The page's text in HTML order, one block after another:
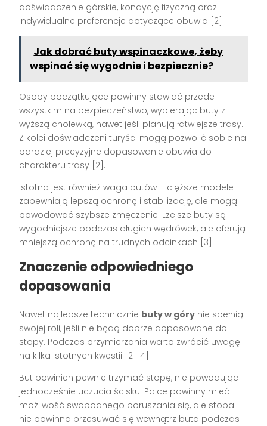
doświadczenie górskie, kondycję fizyczną oraz
indywidualne preferencje dotyczące obuwia [2].
Jak dobrać buty wspinaczkowe, żeby
wspinać się wygodnie i bezpiecznie?
Osoby początkujące powinny stawiać przede
wszystkim na bezpieczeństwo, wybierając buty z
wyższą cholewką, nawet jeśli planują łatwiejsze trasy.
Z kolei doświadczeni turyści mogą pozwolić sobie na
bardziej precyzyjne dopasowanie obuwia do
charakteru trasy [2].
Istotna jest również waga butów – cięższe modele
zapewniają lepszą ochronę i stabilizację, ale mogą
powodować szybsze zmęczenie. Lżejsze buty są
wygodniejsze podczas długich wędrówek, ale oferują
mniejszą ochronę na trudnych odcinkach [3].
Znaczenie odpowiedniego
dopasowania
Nawet najlepsze technicznie buty w góry nie spełnią
swojej roli, jeśli nie będą dobrze dopasowane do
stopy. Podczas przymierzania warto zwrócić uwagę
na kilka istotnych kwestii [2][4].
But powinien pewnie trzymać stopę, nie powodując
jednocześnie uczucia ścisku. Palce powinny mieć
możliwość swobodnego poruszania się, ale stopa
nie powinna przesuwać się wewnątrz buta podczas